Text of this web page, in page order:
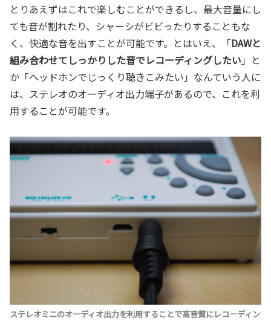
とりあえずはこれで楽しむことができるし、最大音量にし
ても音が割れたり、シャーシがビビったりすることもな
く、快適な音を出すことが可能です。とはいえ、「DAWと
組み合わせてしっかりした音でレコーディングしたい 」と
か「ヘッドホンでじっくり聴きこみたい」なんていう人に
は、ステレオのオーディオ出力端子があるので、これを利
用することが可能です。
ステレオミニのオーディオ出力を利用することで高音質にレコーディン